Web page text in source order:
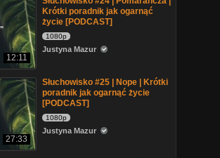
12:11
Krótki poradnik jak ogarnąć
życie [PODCAST]
1080p
Justyna Mazur
27:33
Słuchowisko #25 | Nope | Krótki
poradnik jak ogarnąć życie
[PODCAST]
1080p
Justyna Mazur